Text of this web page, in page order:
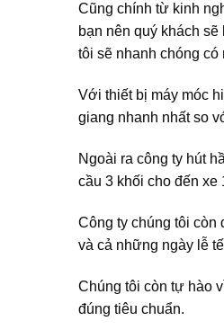
Cũng chính từ kinh
bạn nên quý khách
tôi sẽ nhanh chóng
Với thiết bị máy móc
giang nhanh nhất so
Ngoài ra công ty hút
cầu 3 khối cho đến xe
Công ty chúng tôi còn
và cả những ngày lễ
Chúng tôi còn tự hào
đúng tiêu chuẩn.